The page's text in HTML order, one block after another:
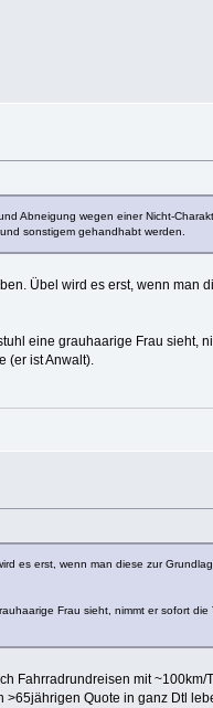
Abneigung wegen einer Nicht-
sonstigem gehandhabt werden.
Übel wird es erst, wenn man
eine grauhaarige Frau sieht,
(er ist Anwalt).
es erst, wenn man diese zur
Frau sieht, nimmt er sofort
Fahrradrundreisen mit
>65jährigen Quote in ganz Dtl